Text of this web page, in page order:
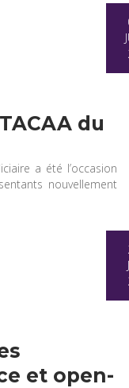
du
a été l’occasion
nouvellement
et open-